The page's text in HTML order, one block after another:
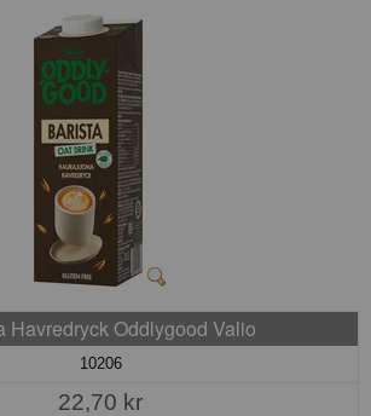
Havredryck Oddlygood Valio
10206
22,70 kr